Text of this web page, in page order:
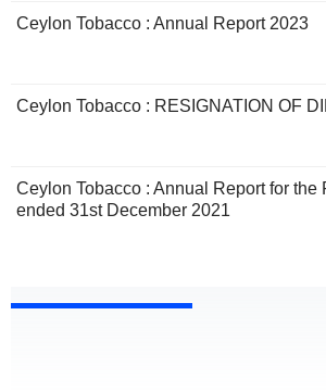
Ceylon Tobacco : Annual Report 2023
Ceylon Tobacco : RESIGNATION OF
Ceylon Tobacco : Annual Report for the
ended 31st December 2021